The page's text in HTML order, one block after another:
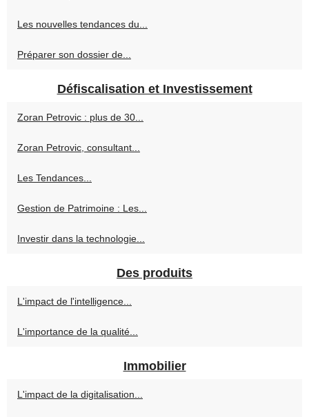
Les nouvelles tendances du...
Préparer son dossier de...
Défiscalisation et Investissement
Zoran Petrovic : plus de 30...
Zoran Petrovic, consultant...
Les Tendances...
Gestion de Patrimoine : Les...
Investir dans la technologie...
Des produits
L'impact de l'intelligence...
L'importance de la qualité...
Immobilier
L'impact de la digitalisation...